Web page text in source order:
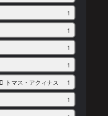
1
1
1
1
トマス・アクィナス 1
1